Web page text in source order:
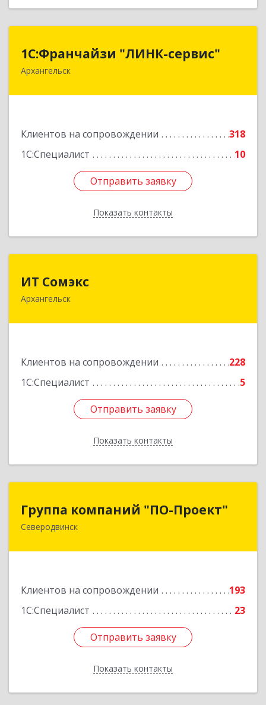
1С:Франчайзи "ЛИНК-сервис"
Архангельск
Клиентов на сопровождении
318
1С:Специалист
10
Отправить заявку
Показать контакты
1С:Франчайзи "ЛИНК-сервис"
163000, Архангельская обл, Архангельск г,
Отправить заявку
Назад
ИТ Сомэкс
Архангельск
Клиентов на сопровождении
228
1С:Специалист
5
Отправить заявку
Показать контакты
163001, Архангельская обл, Архангельск г,
Подробнее
Отправить заявку
Назад
Группа компаний "ПО-Проект"
Северодвинск
Клиентов на сопровождении
193
1С:Специалист
23
Отправить заявку
Показать контакты
Группа компаний "ПО-Проект"
164500, Архангельская обл, Северодвинск г,
Отправить заявку
Назад